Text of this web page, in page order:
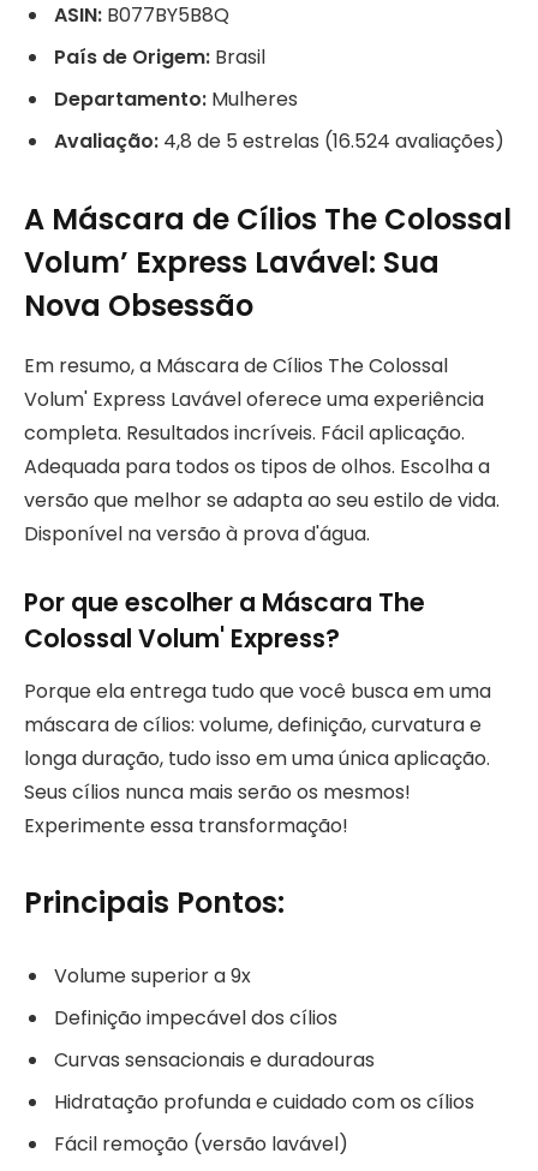
ASIN: B077BY5B8Q
País de Origem: Brasil
Departamento: Mulheres
Avaliação: 4,8 de 5 estrelas (16.524 avaliações)
A Máscara de Cílios The Colossal
Volum’ Express Lavável: Sua
Nova Obsessão
Em resumo, a Máscara de Cílios The Colossal
Volum' Express Lavável oferece uma experiência
completa. Resultados incríveis. Fácil aplicação.
Adequada para todos os tipos de olhos. Escolha a
versão que melhor se adapta ao seu estilo de vida.
Disponível na versão à prova d'água.
Por que escolher a Máscara The
Colossal Volum' Express?
Porque ela entrega tudo que você busca em uma
máscara de cílios: volume, definição, curvatura e
longa duração, tudo isso em uma única aplicação.
Seus cílios nunca mais serão os mesmos!
Experimente essa transformação!
Principais Pontos:
Volume superior a 9x
Definição impecável dos cílios
Curvas sensacionais e duradouras
Hidratação profunda e cuidado com os cílios
Fácil remoção (versão lavável)